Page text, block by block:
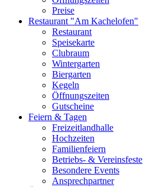
Preise
Restaurant "Am Kachelofen"
Restaurant
Speisekarte
Clubraum
Wintergarten
Biergarten
Kegeln
Öffnungszeiten
Gutscheine
Feiern & Tagen
Freizeitlandhalle
Hochzeiten
Familienfeiern
Betriebs- & Vereinsfeste
Besondere Events
Ansprechpartner